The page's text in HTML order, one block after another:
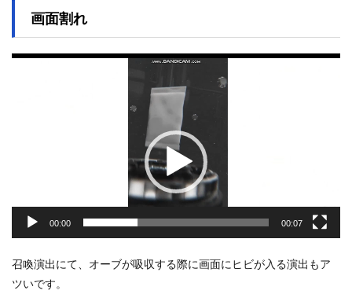
画面割れ
00:00 00:07
召喚演出にて、オーブが吸収する際に画面にヒビが入る演出もア
ツいです。